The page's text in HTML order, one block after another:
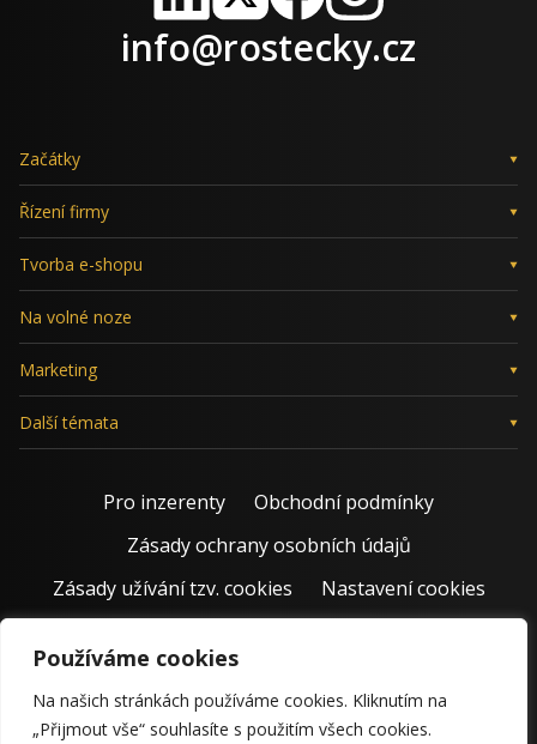
Používáme cookies
Na našich stránkách používáme cookies. Kliknutím na
„Přijmout vše“ souhlasíte s použitím všech cookies.
LinkedIn
X FacebookInstagram
info@rostecky.cz
Začátky
Řízení firmy
Tvorba e-shopu
Na volné noze
Marketing
Další témata
Pro inzerenty
Obchodní podmínky
Zásady ochrany osobních údajů
Zásady užívání tzv. cookies
Nastavení cookies